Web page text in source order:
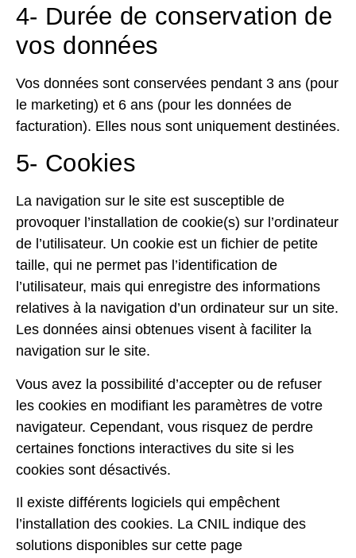
4- Durée de conservation de
vos données
Vos données sont conservées pendant 3 ans (pour
le marketing) et 6 ans (pour les données de
facturation). Elles nous sont uniquement destinées.
5- Cookies
La navigation sur le site est susceptible de
provoquer l’installation de cookie(s) sur l’ordinateur
de l’utilisateur. Un cookie est un fichier de petite
taille, qui ne permet pas l’identification de
l’utilisateur, mais qui enregistre des informations
relatives à la navigation d’un ordinateur sur un site.
Les données ainsi obtenues visent à faciliter la
navigation sur le site.
Vous avez la possibilité d’accepter ou de refuser
les cookies en modifiant les paramètres de votre
navigateur. Cependant, vous risquez de perdre
certaines fonctions interactives du site si les
cookies sont désactivés.
Il existe différents logiciels qui empêchent
l’installation des cookies. La CNIL indique des
solutions disponibles sur cette page